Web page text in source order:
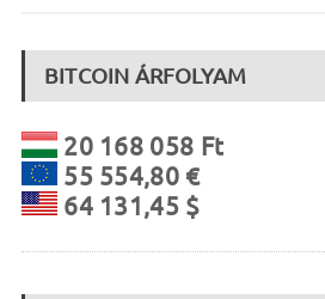
BITCOIN ÁRFOLYAM
20 168 058 Ft
55 554,80 €
64 131,45 $